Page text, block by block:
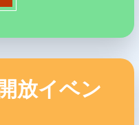
放イベン